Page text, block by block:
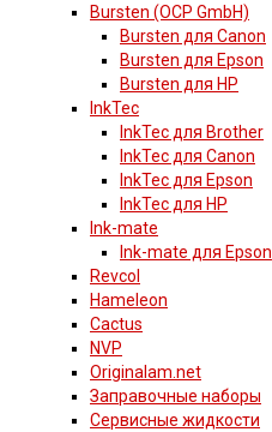
Bursten (OCP GmbH)
Bursten для Canon
Bursten для Epson
Bursten для HP
InkTec
InkTec для Brother
InkTec для Canon
InkTec для Epson
InkTec для HP
Ink-mate
Ink-mate для Epson
Revcol
Hameleon
Cactus
NVP
Originalam.net
Заправочные наборы
Сервисные жидкости